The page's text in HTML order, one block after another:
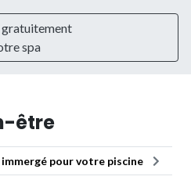
gratuitement
spa
être
immergé pour votre piscine